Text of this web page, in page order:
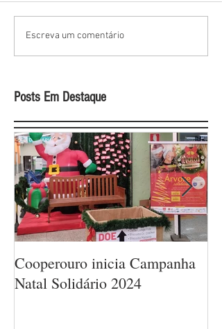
Escreva um comentário
Posts Em Destaque
Cooperouro inicia Campanha
Natal Solidário 2024